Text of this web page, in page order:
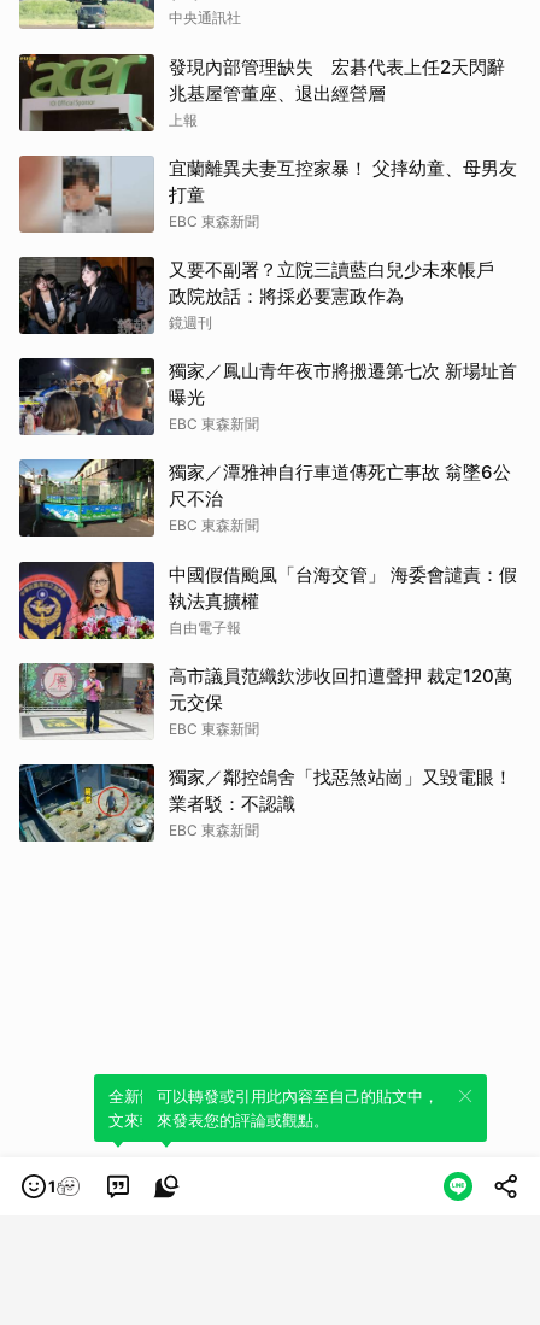
中央通訊社
發現內部管理缺失 宏碁代表上任2天閃辭
兆基屋管董座、退出經營層
上報
宜蘭離異夫妻互控家暴！ 父摔幼童、母男友
打童
EBC 東森新聞
又要不副署？立院三讀藍白兒少未來帳戶
政院放話：將採必要憲政作為
鏡週刊
獨家／鳳山青年夜市將搬遷第七次 新場址首
曝光
EBC 東森新聞
獨家／潭雅神自行車道傳死亡事故 翁墜6公
尺不治
EBC 東森新聞
中國假借颱風「台海交管」 海委會譴責：假
執法真擴權
自由電子報
高市議員范織欽涉收回扣遭聲押 裁定120萬
元交保
EBC 東森新聞
獨家／鄰控鴿舍「找惡煞站崗」又毀電眼！
業者駁：不認識
EBC 東森新聞
1
全新體驗！一鍵引用此內容，透過發布貼
文來輕鬆表達個人立場。
可以轉發或引用此內容至自己的貼文中，
來發表您的評論或觀點。